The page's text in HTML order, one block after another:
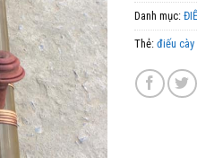
Danh mục:
Thẻ: điếu cày